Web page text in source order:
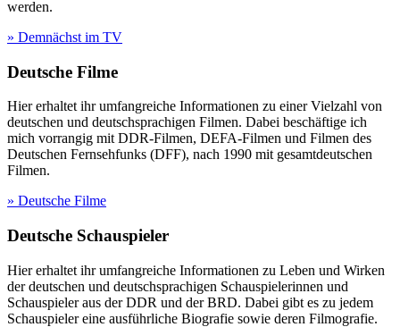
werden.
» Demnächst im TV
Deutsche Filme
Hier erhaltet ihr umfangreiche Informationen zu einer Vielzahl von
deutschen und deutschsprachigen Filmen. Dabei beschäftige ich
mich vorrangig mit DDR-Filmen, DEFA-Filmen und Filmen des
Deutschen Fernsehfunks (DFF), nach 1990 mit gesamtdeutschen
Filmen.
» Deutsche Filme
Deutsche Schauspieler
Hier erhaltet ihr umfangreiche Informationen zu Leben und Wirken
der deutschen und deutschsprachigen Schauspielerinnen und
Schauspieler aus der DDR und der BRD. Dabei gibt es zu jedem
Schauspieler eine ausführliche Biografie sowie deren Filmografie.